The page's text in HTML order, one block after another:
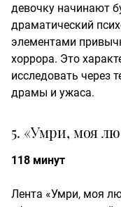
девочку начинают
драматический
элементами
хоррора. Это
исследовать через
драмы и ужаса.
5. «Умри, моя
118 минут
Лента «Умри, моя